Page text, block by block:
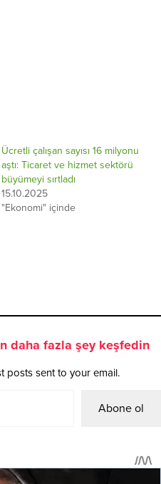
Ücretli çalışan sayısı 16 milyonu
aştı: Ticaret ve hizmet sektörü
büyümeyi sırtladı
15.10.2025
"Ekonomi" içinde
daha fazla şey keşfedin
posts sent to your email.
Abone ol